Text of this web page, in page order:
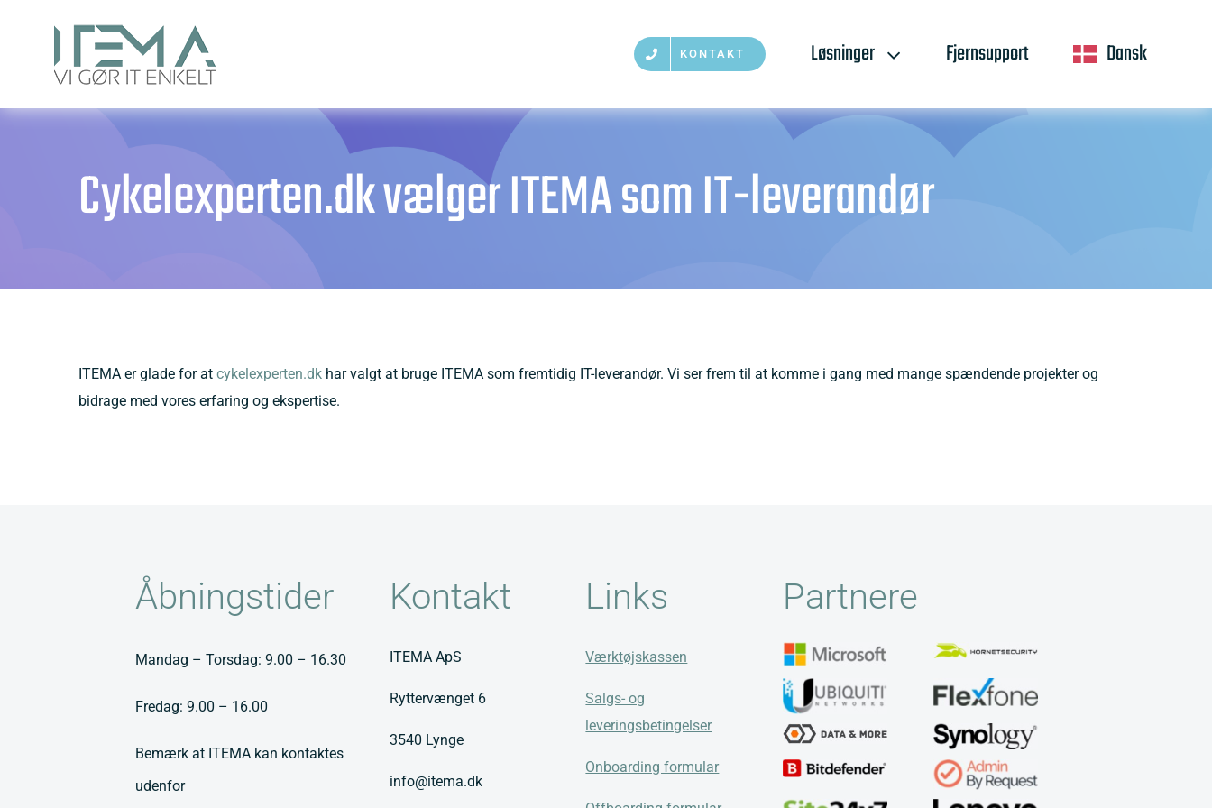
KONTAKT Løsninger Fjernsupport Dansk
Cykelexperten.dk vælger ITEMA som IT-leverandør
ITEMA er glade for at cykelexperten.dkhar valgt at bruge ITEMA som fremtidig IT-leverandør. Vi ser frem til at komme i gang med mange spændende projekter og
bidrage med vores erfaring og ekspertise.
Åbningstider
Mandag – Torsdag: 9.00 – 16.30
Fredag: 9.00 – 16.00
Bemærk at ITEMA kan kontaktes
udenfor
Kontakt
ITEMA ApS
Ryttervænget 6
3540 Lynge
info@itema.dk
Links
Værktøjskassen
Salgs- og
leveringsbetingelser
Onboarding formular
Partnere